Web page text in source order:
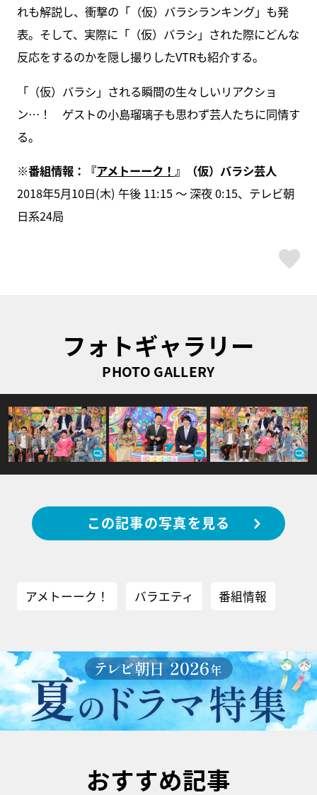
れも解説し、衝撃の「（仮）バラシランキング」も発
表。そして、実際に「（仮）バラシ」された際にどんな
反応をするのかを隠し撮りしたVTRも紹介する。
「（仮）バラシ」される瞬間の生々しいリアクショ
ン…！ ゲストの小島瑠璃子も思わず芸人たちに同情す
る。
※番組情報：『アメトーーク！ 』（仮）バラシ芸人
2018年5月10日(木) 午後 11:15 ～ 深夜 0:15、テレビ朝
日系24局
フォトギャラリー
PHOTO GALLERY
この記事の写真を見る
アメトーーク！ バラエティ 番組情報
おすすめ記事